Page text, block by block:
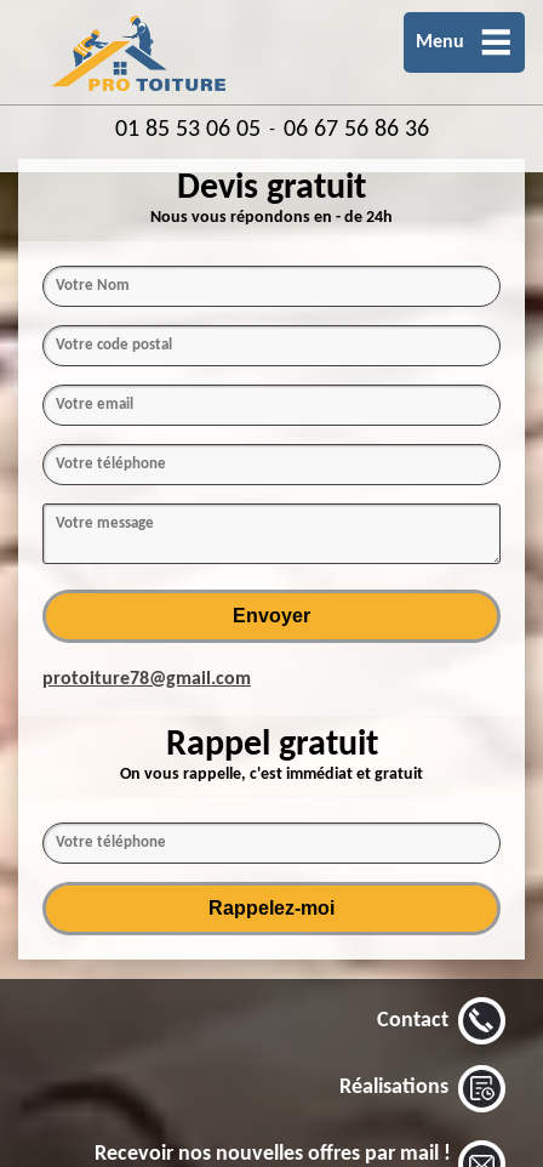
Menu
01 85 53 06 05 - 06 67 56 86 36
Devis gratuit
Nous vous répondons en - de 24h
protoiture78@gmail.com
Rappel gratuit
On vous rappelle, c'est immédiat et gratuit
Contact
Réalisations
Recevoir nos nouvelles offres par mail !